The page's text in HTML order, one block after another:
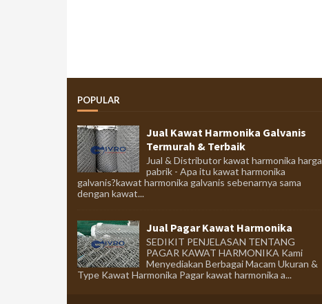
POPULAR
Jual Kawat Harmonika Galvanis
Termurah & Terbaik
Jual & Distributor kawat harmonika harga
pabrik - Apa itu kawat harmonika
galvanis?kawat harmonika galvanis sebenarnya sama
dengan kawat...
Jual Pagar Kawat Harmonika
SEDIKIT PENJELASAN TENTANG
PAGAR KAWAT HARMONIKA Kami
Menyediakan Berbagai Macam Ukuran &
Type Kawat Harmonika Pagar kawat harmonika a...